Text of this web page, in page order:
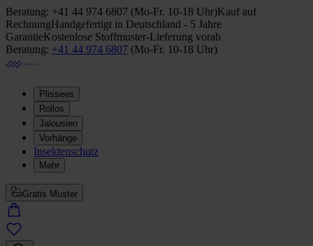
Beratung: +41 44 974 6807 (Mo-Fr. 10-18 Uhr)Kauf auf
RechnungHandgefertigt in Deutschland - 5 Jahre
GarantieKostenlose Stoffmuster-Lieferung vorab
Beratung: +41 44 974 6807 (Mo-Fr. 10-18 Uhr)
Plissees
Rollos
Jalousien
Vorhänge
Insektenschutz
Mehr
Gratis Muster